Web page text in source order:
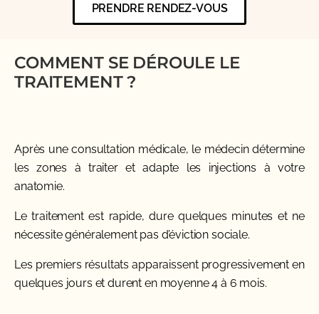
PRENDRE RENDEZ-VOUS
COMMENT SE DÉROULE LE
TRAITEMENT ?
Après une consultation médicale, le médecin détermine
les zones à traiter et adapte les injections à votre
anatomie.
Le traitement est rapide, dure quelques minutes et ne
nécessite généralement pas d’éviction sociale.
Les premiers résultats apparaissent progressivement en
quelques jours et durent en moyenne 4 à 6 mois.